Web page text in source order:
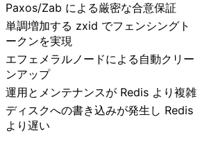
Paxos/Zab による厳密な合意保証
単調増加する zxid でフェンシングト
ークンを実現
エフェメラルノードによる自動クリー
ンアップ
運用とメンテナンスが Redis より複雑
ディスクへの書き込みが発生し Redis
より遅い